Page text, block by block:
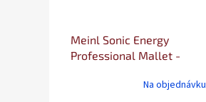
Meinl Sonic Energy
Professional Mallet -
Na objednávku